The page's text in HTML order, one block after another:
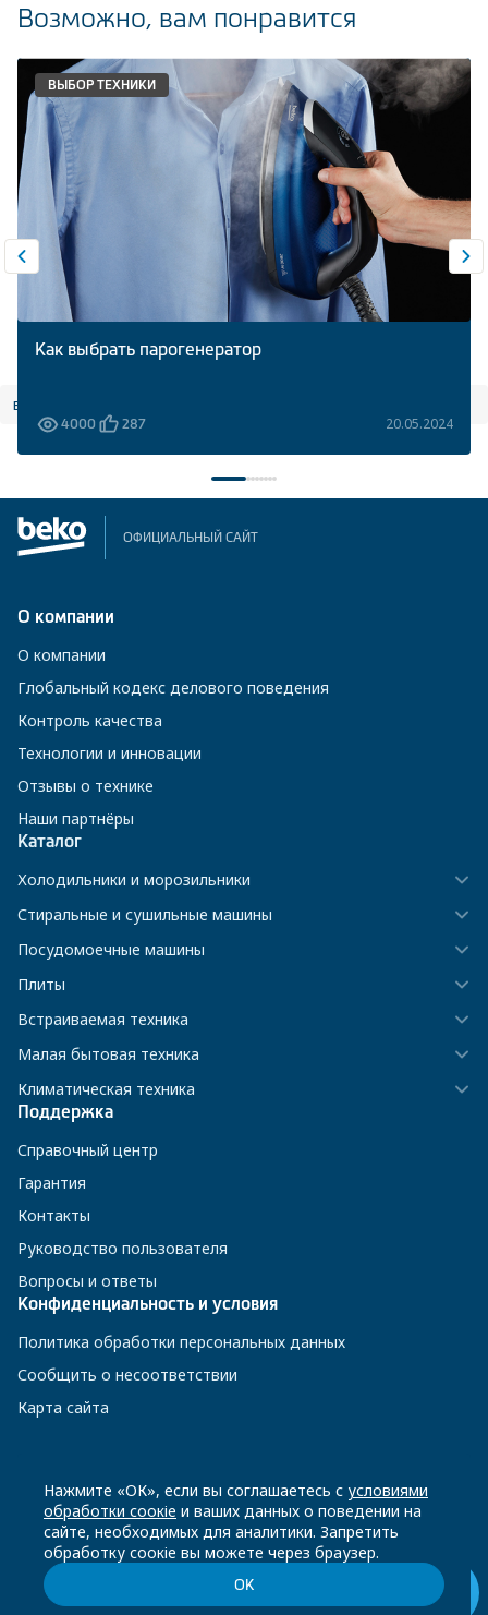
Возможно, вам понравится
все статьи
ВЫБОР ТЕХНИКИ
Как выбрать парогенератор
4000 287 20.05.2024
ОФИЦИАЛЬНЫЙ САЙТ
О компании
О компании
Глобальный кодекс делового поведения
Контроль качества
Технологии и инновации
Отзывы о технике
Наши партнёры
Каталог
Холодильники и морозильники
Стиральные и сушильные машины
Посудомоечные машины
Плиты
Встраиваемая техника
Малая бытовая техника
Климатическая техника
Поддержка
Справочный центр
Гарантия
Контакты
Руководство пользователя
Вопросы и ответы
Конфиденциальность и условия
Политика обработки персональных данных
Сообщить о несоответствии
Карта сайта
8 800 200-23-56
Чат-бот в Телеграм
Нажмите «ОК», если вы соглашаетесь с условиями
обработки соокіе и ваших данных о поведении на
сайте, необходимых для аналитики. Запретить
обработку соокіе вы можете через браузер.
ОК